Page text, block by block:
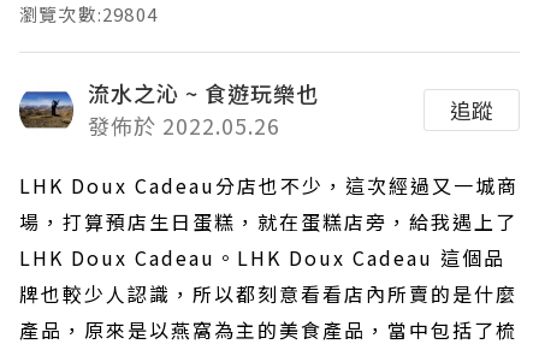
瀏覽次數:29804
流水之沁 ~ 食遊玩樂也
發佈於 2022.05.26
追蹤
LHK Doux Cadeau分店也不少，這次經過又一城商
場，打算預店生日蛋糕，就在蛋糕店旁，給我遇上了
LHK Doux Cadeau。LHK Doux Cadeau 這個品
牌也較少人認識，所以都刻意看看店內所賣的是什麼
產品，原來是以燕窩為主的美食產品，當中包括了梳